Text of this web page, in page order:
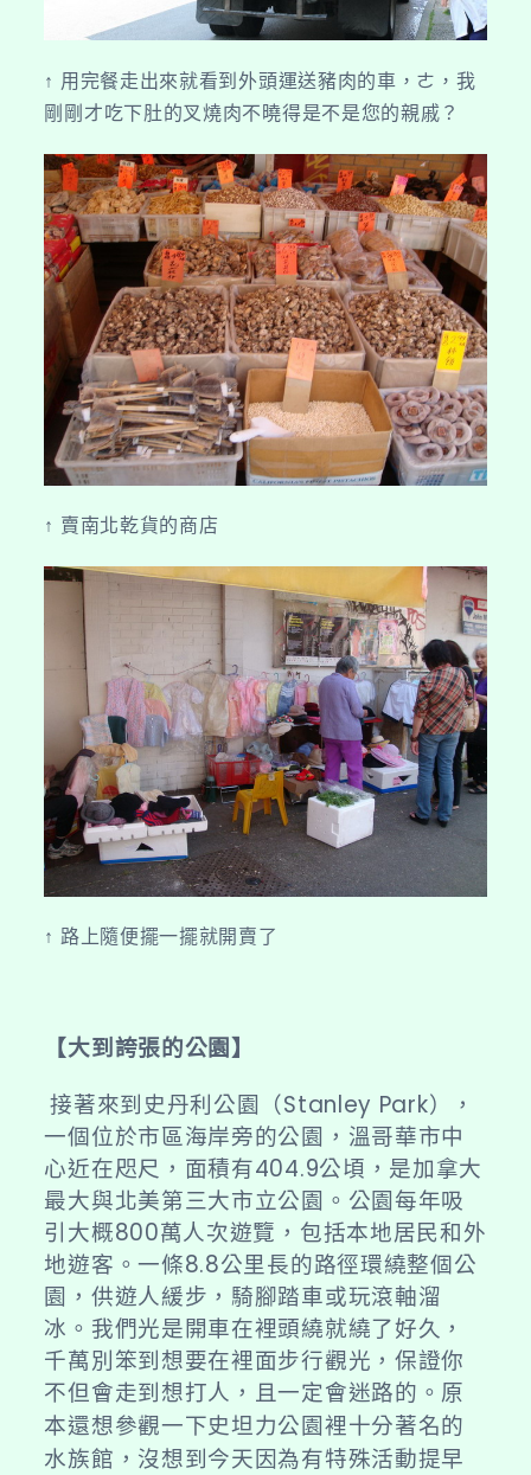
↑ 用完餐走出來就看到外頭運送豬肉的車，ㄜ，我
剛剛才吃下肚的叉燒肉不曉得是不是您的親戚？
↑ 賣南北乾貨的商店
↑ 路上隨便擺一擺就開賣了
【大到誇張的公園】
接著來到史丹利公園（Stanley Park），
一個位於市區海岸旁的公園，溫哥華市中
心近在咫尺，面積有404.9公頃，是加拿大
最大與北美第三大市立公園。公園每年吸
引大概800萬人次遊覽，包括本地居民和外
地遊客。一條8.8公里長的路徑環繞整個公
園，供遊人緩步，騎腳踏車或玩滾軸溜
冰。我們光是開車在裡頭繞就繞了好久，
千萬別笨到想要在裡面步行觀光，保證你
不但會走到想打人，且一定會迷路的。原
本還想參觀一下史坦力公園裡十分著名的
水族館，沒想到今天因為有特殊活動提早